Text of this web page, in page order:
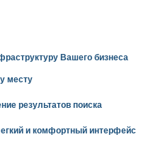
Вашего бизнеса
месту
результатов поиска
и комфортный интерфейс